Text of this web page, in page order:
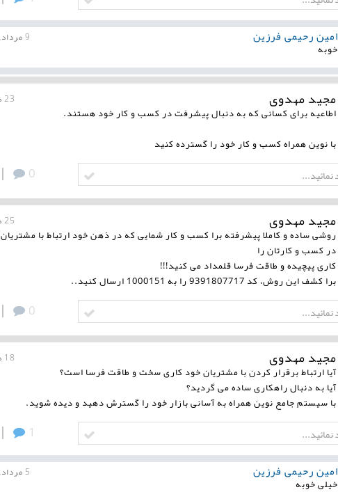
امین رحیمی فرزین 9 مرداد, 1393
خوبه
مجید مهدوی 23 دی, 1392
اطاعیه برای کسانی که به دنبال پیشرفت در کسب و کار خود هستند.
با نوین همراه کسب و کار خود را گسترده کنید
0
|
مجید مهدوی 25 دی, 1392
روشی ساده و کاملا پیشرفته برا کسب و کار شمایی که در ذهن خود ارتباط با مشتریان
در کسب و کارتان را
کاری پیچیده و طاقت فرسا قلمداد می کنید!!!
برا کشف این روش، کد 9391807717 را به 1000151 ارسال کنید..
0
|
مجید مهدوی 18 دی, 1392
آیا ارتباط برقرار کردن با مشتریان خود کاری سخت و طاقت فرسا است؟
آیا به دنبال راهکاری ساده می گردید؟
با سیستم جامع نوین همراه به آسانی بازار خود را گسترش دهید و دیده شوید.
1
|
امین رحیمی فرزین 5 مرداد, 1393
خیلی خوبه